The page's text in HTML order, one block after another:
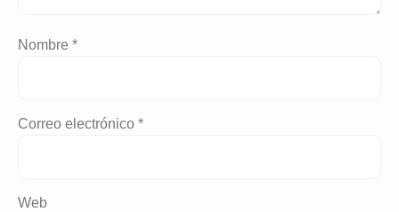
Nombre *
Correo electrónico *
Web